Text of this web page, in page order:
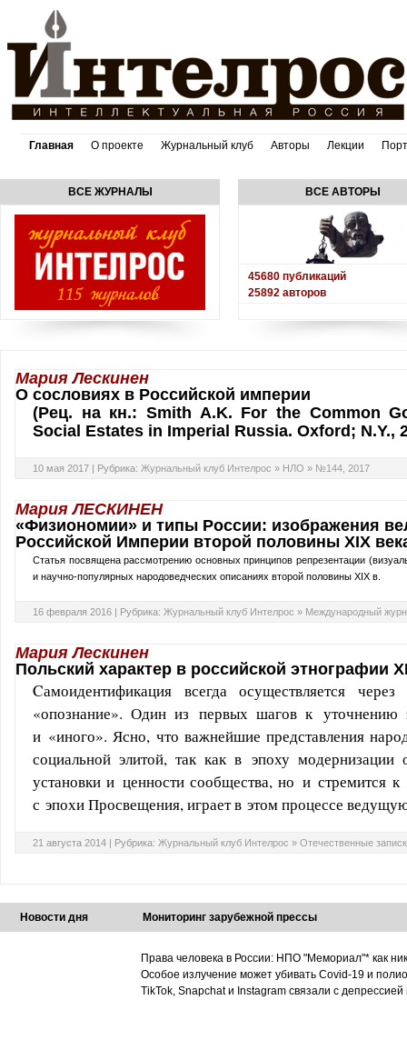
Главная О проекте Журнальный клуб Авторы Лекции
ВСЕ ЖУРНАЛЫ ВСЕ АВТОРЫ
45680 публикаций
25892 авторов
Мария Лескинен
О сословиях в Российской империи
(Рец. на кн.: Smith A.K. For the Common
Social Estates in Imperial Russia. Oxford; N.Y.,
10 мая 2017 | Рубрика: Журнальный клуб Интелрос » НЛО » №144, 2017
Мария ЛЕСКИНЕН
«Физиономии» и типы России: изображения
Российской Империи второй половины XIX
Статья посвящена рассмотрению основных принципов репрезентации
и научно-популярных народоведческих описаниях второй половины XIX в.
16 февраля 2016 | Рубрика: Журнальный клуб Интелрос » Международный
Мария Лескинен
Польский характер в российской этнографии
Cамоидентификация всегда осуществляется
«опознание». Один из первых шагов к
и «иного». Ясно, что важнейшие представления
социальной элитой, так как в эпоху
установки и ценности сообщества, но и стремится
с эпохи Просвещения, играет в этом процессе
21 августа 2014 | Рубрика: Журнальный клуб Интелрос » Отечественные
Новости дня Мониторинг зарубежной прессы
Права человека в России: НПО "Мемориал"* как
Особое излучение может убивать Covid-19 и
TikTok, Snapchat и Instagram связали с